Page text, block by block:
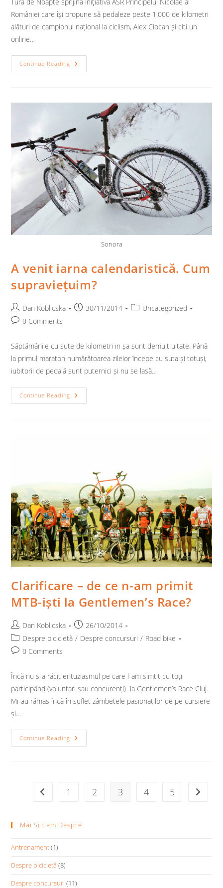
României care îşi propune să pedaleze peste 1.000 de kilometri
alături de campionul național la ciclism, Alex Ciocan și citi un
online…
Continue Reading Cărţile
Copilăriei
Sonora
A venit iarna calendaristică. Cum
supraviețuim?
Post
author:
Dan Koblicska
Post30/11/2014
PostUncategorized
Post0 Comments
Săptămânile cu sute de kilometri in șa sunt demult uitate. Până
la primul maraton numărătoarea zilelor începe cu suta și totuși,
iubitorii de pedală sunt puternici și nu se lasă…
Continue Reading A
Venit
Clarificare – de ce n-am primit
MTB-iști la Gentlemen’s Race?
Post
author:
Dan Koblicska
Post
published:
26/10/2014
Post
category:
Despre bicicletă / Despre concursuri / Road bike
Post0 Comments
Încă nu s-a răcit entuziasmul pe care l-am simțit cu toții
participând (voluntari sau concurenți) la Gentlemen’s Race Cluj.
Mi-au rămas încă în suflet zâmbetele pasionaților de pe cursiere
și…
Continue Reading Clarificare
–
Go to the previous page
1 2 3 4 5 Go to
Mai Scriem Despre
Antrenament(1)
Despre bicicletă (8)
Despre concursuri (11)